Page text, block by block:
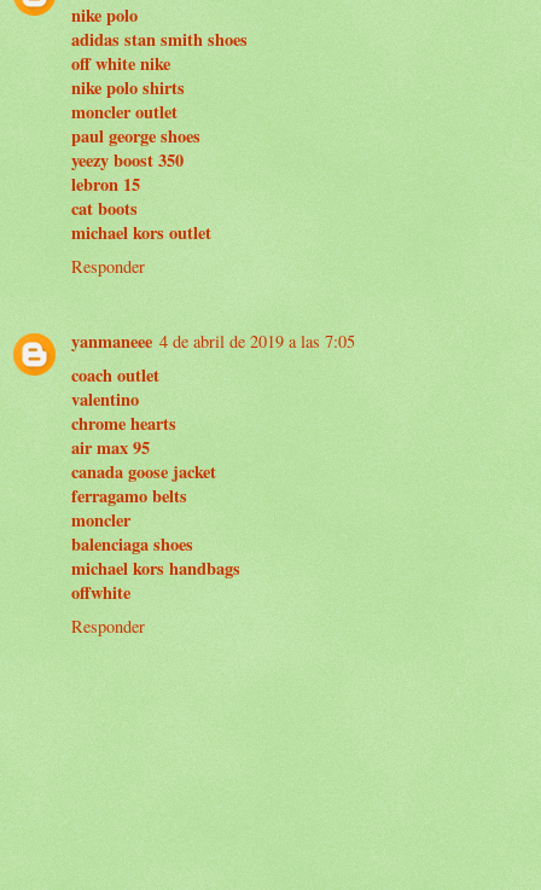
nike polo
adidas stan smith shoes
off white nike
nike polo shirts
moncler outlet
paul george shoes
yeezy boost 350
lebron 15
cat boots
michael kors outlet
Responder
yanmaneee 4 de abril de 2019 a las 7:05
coach outlet
valentino
chrome hearts
air max 95
canada goose jacket
ferragamo belts
moncler
balenciaga shoes
michael kors handbags
offwhite
Responder